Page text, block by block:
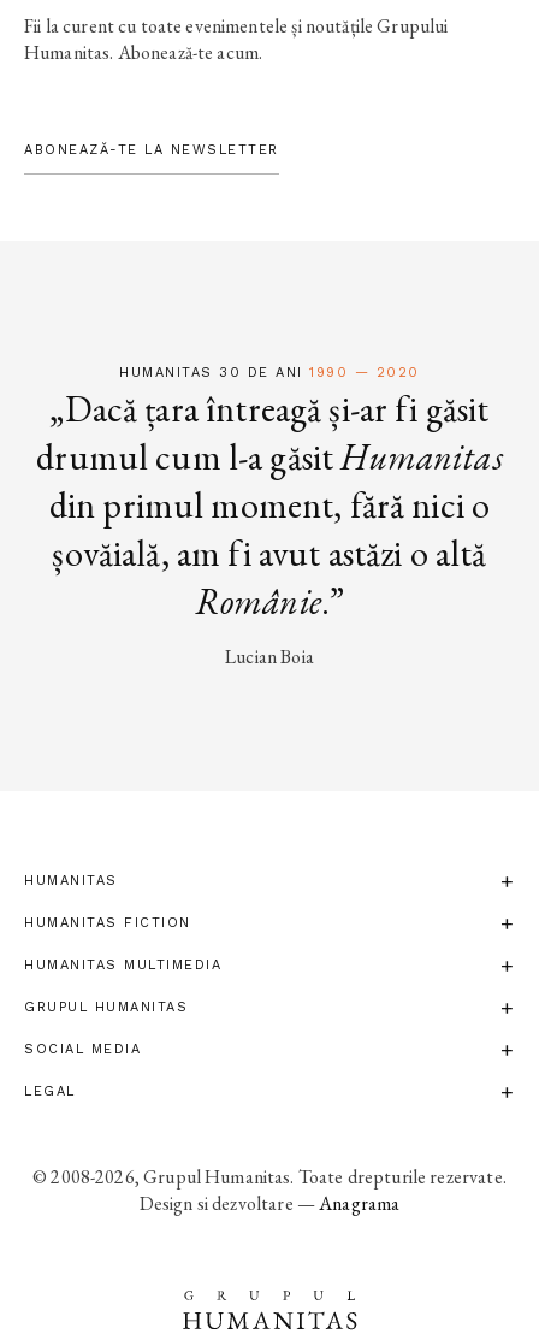
Fii la curent cu toate evenimentele și noutățile Grupului
Humanitas. Abonează-te acum.
ABONEAZĂ-TE LA NEWSLETTER
HUMANITAS 30 DE ANI1990 — 2020
„Dacă țara întreagă și-ar fi găsit
drumul cum l-a găsitHumanitas
din primul moment, fără nici o
șovăială, am fi avut astăzi o altă
Românie.”
Lucian Boia
HUMANITAS
HUMANITAS FICTION
HUMANITAS MULTIMEDIA
GRUPUL HUMANITAS
SOCIAL MEDIA
LEGAL
© 2008-2026, Grupul Humanitas. Toate drepturile rezervate.
Design si dezvoltare —Anagrama